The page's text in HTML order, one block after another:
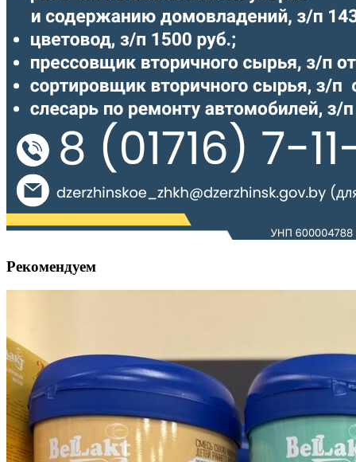
Рекомендуем